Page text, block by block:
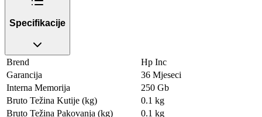
Specifikacije
Brend
Hp Inc
Garancija
36 Mjeseci
Interna Memorija
250 Gb
Bruto Težina Kutije (kg)
0.1 kg
Bruto Težina Pakovanja (kg)
0.1 kg